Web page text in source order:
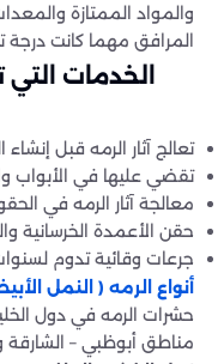
والمواد الممتازة
المرافق مهما كانت درجة
الخدمات
تعالج آثار الرمه قبل
تقضي عليها في الأبواب
معالجة آثار الرمه في
حقن الأعمدة الخرسانية
جرعات وقائية تدوم
أنواع الرمه ( النمل
حشرات الرمه في دول
مناطق أبوظبي –